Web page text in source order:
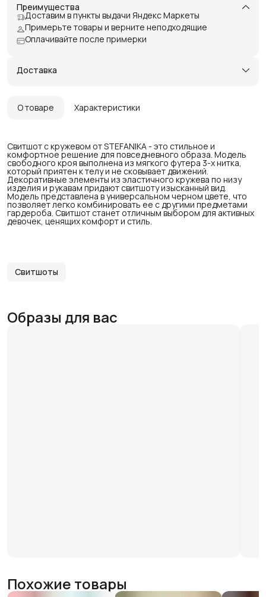
Преимущества
Доставим в пункты выдачи Яндекс Маркеты
Примерьте товары и верните неподходящие
Оплачивайте после примерки
Доставка
О товаре Характеристики
Свитшот с кружевом от STEFANIKA - это стильное и
комфортное решение для повседневного образа. Модель
свободного кроя выполнена из мягкого футера 3-х нитка,
который приятен к телу и не сковывает движений.
Декоративные элементы из эластичного кружева по низу
изделия и рукавам придают свитшоту изысканный вид.
Модель представлена в универсальном черном цвете, что
позволяет легко комбинировать ее с другими предметами
гардероба. Свитшот станет отличным выбором для активных
девочек, ценящих комфорт и стиль.
Свитшоты
Образы для вас
Похожие товары